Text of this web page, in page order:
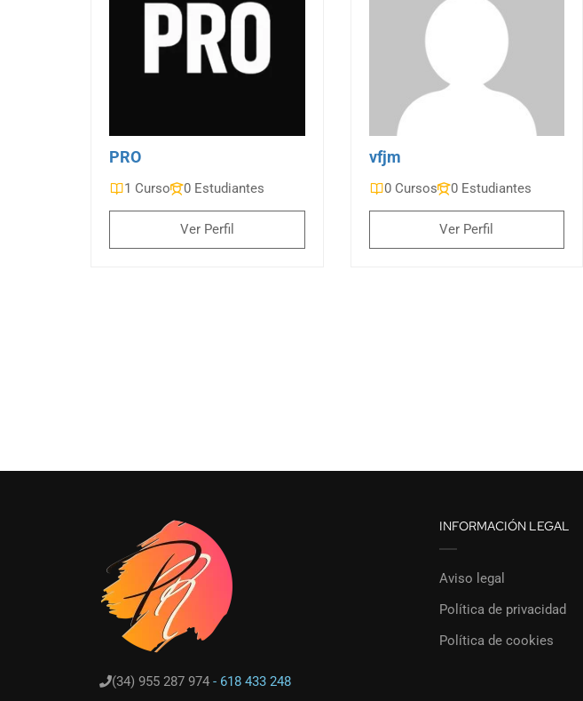
PRO
1 Curso 0 Estudiantes
Ver Perfil
vfjm
0 Cursos 0 Estudiantes
Ver Perfil
(34) 955 287 974 - 618 433 248
INFORMACIÓN LEGAL
Aviso legal
Política de privacidad
Política de cookies